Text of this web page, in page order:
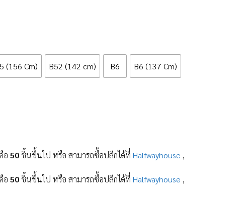
(156 Cm) B52 (142 cm) B6 B6 (137 Cm)
อ50 ชิ้นขึ้นไป หรือ สามารถซื้อปลีกได้ที่Halfwayhouse ,
อ50 ชิ้นขึ้นไป หรือ สามารถซื้อปลีกได้ที่Halfwayhouse ,